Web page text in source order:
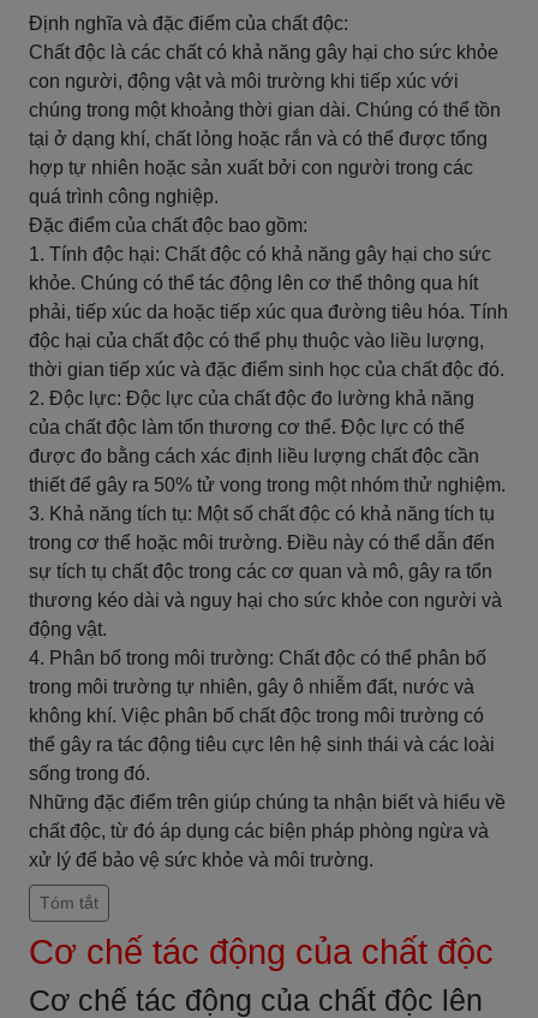
Định nghĩa và đặc điểm của chất độc:
Chất độc là các chất có khả năng gây hại cho sức khỏe
con người, động vật và môi trường khi tiếp xúc với
chúng trong một khoảng thời gian dài. Chúng có thể tồn
tại ở dạng khí, chất lỏng hoặc rắn và có thể được tổng
hợp tự nhiên hoặc sản xuất bởi con người trong các
quá trình công nghiệp.
Đặc điểm của chất độc bao gồm:
1. Tính độc hại: Chất độc có khả năng gây hại cho sức
khỏe. Chúng có thể tác động lên cơ thể thông qua hít
phải, tiếp xúc da hoặc tiếp xúc qua đường tiêu hóa. Tính
độc hại của chất độc có thể phụ thuộc vào liều lượng,
thời gian tiếp xúc và đặc điểm sinh học của chất độc đó.
2. Độc lực: Độc lực của chất độc đo lường khả năng
của chất độc làm tổn thương cơ thể. Độc lực có thể
được đo bằng cách xác định liều lượng chất độc cần
thiết để gây ra 50% tử vong trong một nhóm thử nghiệm.
3. Khả năng tích tụ: Một số chất độc có khả năng tích tụ
trong cơ thể hoặc môi trường. Điều này có thể dẫn đến
sự tích tụ chất độc trong các cơ quan và mô, gây ra tổn
thương kéo dài và nguy hại cho sức khỏe con người và
động vật.
4. Phân bố trong môi trường: Chất độc có thể phân bố
trong môi trường tự nhiên, gây ô nhiễm đất, nước và
không khí. Việc phân bố chất độc trong môi trường có
thể gây ra tác động tiêu cực lên hệ sinh thái và các loài
sống trong đó.
Những đặc điểm trên giúp chúng ta nhận biết và hiểu về
chất độc, từ đó áp dụng các biện pháp phòng ngừa và
xử lý để bảo vệ sức khỏe và môi trường.
Tóm tắt
Cơ chế tác động của chất độc
Cơ chế tác động của chất độc lên